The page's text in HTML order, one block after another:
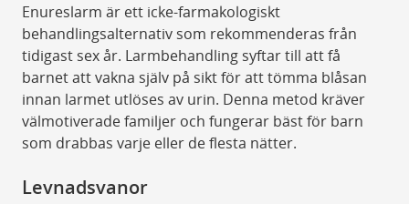
Enureslarm är ett icke-farmakologiskt
behandlingsalternativ som rekommenderas från
tidigast sex år. Larmbehandling syftar till att få
barnet att vakna själv på sikt för att tömma blåsan
innan larmet utlöses av urin. Denna metod kräver
välmotiverade familjer och fungerar bäst för barn
som drabbas varje eller de flesta nätter.
Levnadsvanor